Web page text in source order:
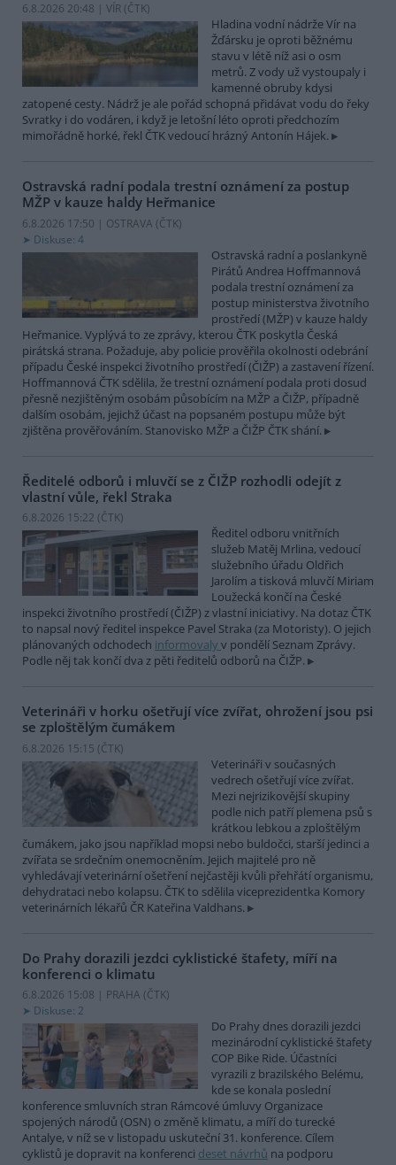
6.8.2026 20:48 | VÍR (ČTK)
Hladina vodní nádrže Vír na
Žďársku je oproti běžnému
stavu v létě níž asi o osm
metrů. Z vody už vystoupaly i
kamenné obruby kdysi
zatopené cesty. Nádrž je ale pořád schopná přidávat vodu do řeky
Svratky i do vodáren, i když je letošní léto oproti předchozím
mimořádně horké, řekl ČTK vedoucí hrázný Antonín Hájek.
Ostravská radní podala trestní oznámení za postup
MŽP v kauze haldy Heřmanice
6.8.2026 17:50 | OSTRAVA (ČTK)
Diskuse: 4
Ostravská radní a poslankyně
Pirátů Andrea Hoffmannová
podala trestní oznámení za
postup ministerstva životního
prostředí (MŽP) v kauze haldy
Heřmanice. Vyplývá to ze zprávy, kterou ČTK poskytla Česká
pirátská strana. Požaduje, aby policie prověřila okolnosti odebrání
případu České inspekci životního prostředí (ČIŽP) a zastavení řízení.
Hoffmannová ČTK sdělila, že trestní oznámení podala proti dosud
přesně nezjištěným osobám působícím na MŽP a ČIŽP, případně
dalším osobám, jejichž účast na popsaném postupu může být
zjištěna prověřováním. Stanovisko MŽP a ČIŽP ČTK shání.
Ředitelé odborů i mluvčí se z ČIŽP rozhodli odejít z
vlastní vůle, řekl Straka
6.8.2026 15:22 (ČTK)
Ředitel odboru vnitřních
služeb Matěj Mrlina, vedoucí
služebního úřadu Oldřich
Jarolím a tisková mluvčí Miriam
Loužecká končí na České
inspekci životního prostředí (ČIŽP) z vlastní iniciativy. Na dotaz ČTK
to napsal nový ředitel inspekce Pavel Straka (za Motoristy). O jejich
plánovaných odchodech informovaly v pondělí Seznam Zprávy.
Podle něj tak končí dva z pěti ředitelů odborů na ČIŽP.
Veterináři v horku ošetřují více zvířat, ohrožení jsou psi
se zploštělým čumákem
6.8.2026 15:15 (ČTK)
Veterináři v současných
vedrech ošetřují více zvířat.
Mezi nejrizikovější skupiny
podle nich patří plemena psů s
krátkou lebkou a zploštělým
čumákem, jako jsou například mopsi nebo buldočci, starší jedinci a
zvířata se srdečním onemocněním. Jejich majitelé pro ně
vyhledávají veterinární ošetření nejčastěji kvůli přehřátí organismu,
dehydrataci nebo kolapsu. ČTK to sdělila viceprezidentka Komory
veterinárních lékařů ČR Kateřina Valdhans.
Do Prahy dorazili jezdci cyklistické štafety, míří na
konferenci o klimatu
6.8.2026 15:08 | PRAHA (ČTK)
Diskuse: 2
Do Prahy dnes dorazili jezdci
mezinárodní cyklistické štafety
COP Bike Ride. Účastníci
vyrazili z brazilského Belému,
kde se konala poslední
konference smluvních stran Rámcové úmluvy Organizace
spojených národů (OSN) o změně klimatu, a míří do turecké
Antalye, v níž se v listopadu uskuteční 31. konference. Cílem
cyklistů je dopravit na konferenci deset návrhů na podporu